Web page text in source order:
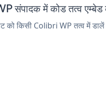
संपादक में कोड तत्व
किसी Colibri WP तत्व में